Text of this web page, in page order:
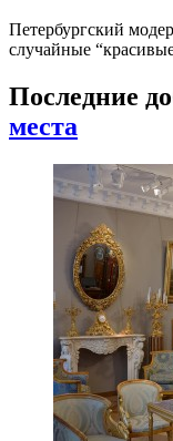
Петербургский
случайные
Последние
места